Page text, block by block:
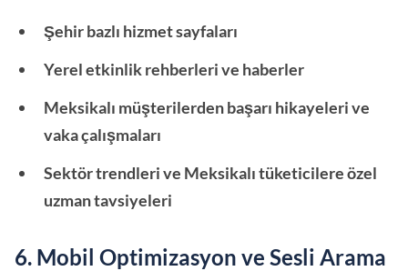
Şehir bazlı hizmet sayfaları
Yerel etkinlik rehberleri ve haberler
Meksikalı müşterilerden başarı hikayeleri ve
vaka çalışmaları
Sektör trendleri ve Meksikalı tüketicilere özel
uzman tavsiyeleri
6. Mobil Optimizasyon ve Sesli Arama